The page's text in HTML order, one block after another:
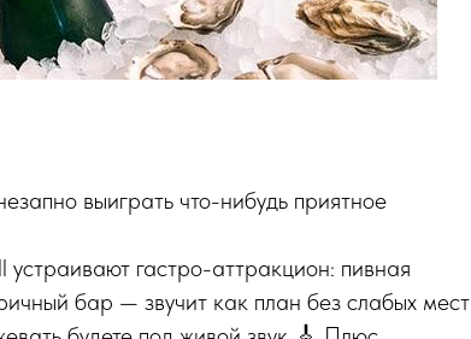
выиграть что-нибудь приятное
устраивают гастро-аттракцион: пивная
бар — звучит как план без слабых мест